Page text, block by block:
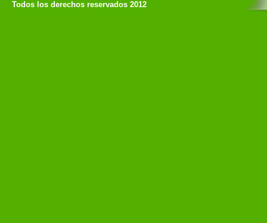
Todos los derechos reservados 2012